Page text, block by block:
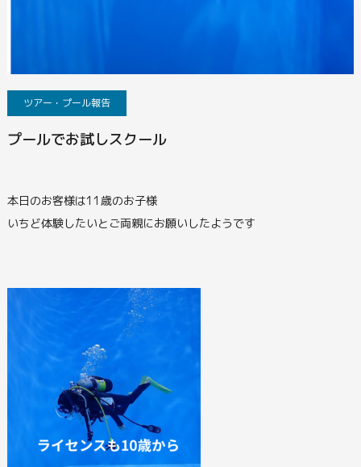
ツアー・プール報告
プールでお試しスクール
本日のお客様は11歳のお子様
いちど体験したいとご両親にお願いしたようです